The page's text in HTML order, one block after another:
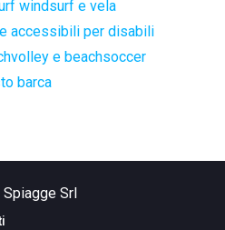
windsurf e vela
accessibili per disabili
e beachsoccer
barca
Srl